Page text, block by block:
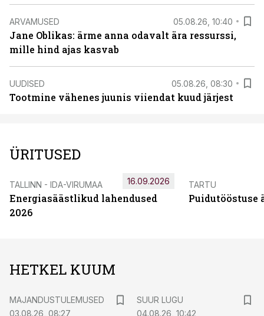
ARVAMUSED 05.08.26, 10:40
Jane Oblikas: ärme anna odavalt ära ressurssi,
mille hind ajas kasvab
UUDISED 05.08.26, 08:30
Tootmine vähenes juunis viiendat kuud järjest
ÜRITUSED
TALLINN - IDA-VIRUMAA
Energiasäästlikud lahendused
2026
16.09.2026 TARTU
Puidutööstuse
HETKEL KUUM
MAJANDUSTULEMUSED
03.08.26, 08:27
SUUR LUGU
04.08.26, 10:42